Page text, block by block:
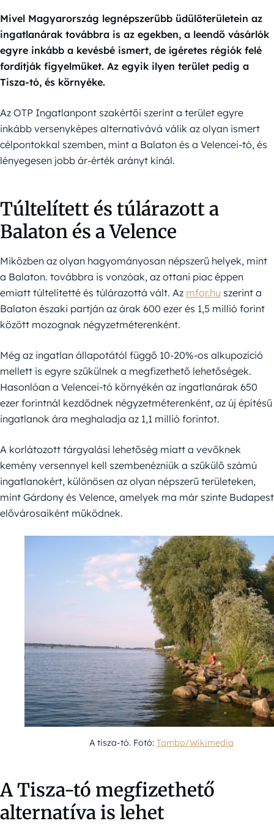
Mivel Magyarország legnépszerűbb üdülőterületein az
ingatlanárak továbbra is az egekben, a leendő vásárlók
egyre inkább a kevésbé ismert, de ígéretes régiók felé
fordítják figyelmüket. Az egyik ilyen terület pedig a
Tisza-tó, és környéke.
Az OTP Ingatlanpont szakértői szerint a terület egyre
inkább versenyképes alternatívává válik az olyan ismert
célpontokkal szemben, mint a Balaton és a Velencei-tó, és
lényegesen jobb ár-érték arányt kínál.
Túltelített és túlárazott a
Balaton és a Velence
Miközben az olyan hagyományosan népszerű helyek, mint
a Balaton. továbbra is vonzóak, az ottani piac éppen
emiatt túltelítetté és túlárazottá vált. Az mfor.hu szerint a
Balaton északi partján az árak 600 ezer és 1,5 millió forint
között mozognak négyzetméterenként.
Még az ingatlan állapotától függő 10-20%-os alkupozíció
mellett is egyre szűkülnek a megfizethető lehetőségek.
Hasonlóan a Velencei-tó környékén az ingatlanárak 650
ezer forintnál kezdődnek négyzetméterenként, az új építésű
ingatlanok ára meghaladja az 1,1 millió forintot.
A korlátozott tárgyalási lehetőség miatt a vevőknek
kemény versennyel kell szembenézniük a szűkülő számú
ingatlanokért, különösen az olyan népszerű területeken,
mint Gárdony és Velence, amelyek ma már szinte Budapest
elővárosaiként működnek.
A tisza-tó. Fotó: Tambo/Wikimedia
A Tisza-tó megfizethető
alternatíva is lehet